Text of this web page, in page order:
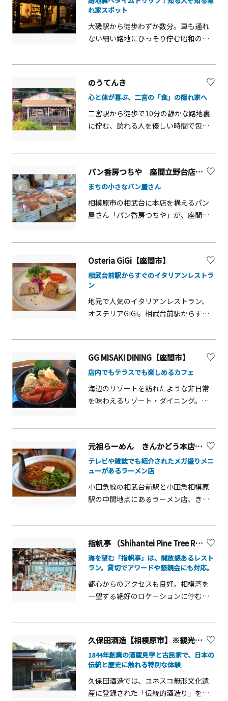
旨味が凝縮されたスープランチや自家
製ケーキも見逃せない美味しさです。
中津川を見下ろす開放的なテラス席は
ペット同伴OK。愛犬連れのドライブや
ンですよ。今度の休日は、愛川町の自
然と美食に癒やされる「ひとあし」へ
出かけてみませんか？
ば、そこはまるで映画のセット！壁一
面を埋め尽くすのは、オーナーが情熱
を注いで集めたヴィンテージ雑貨や可
愛らしいおもちゃたち。ポップでカラ
なり、数々のミュージックビデオや雑
誌の撮影に使われるほどです。この非
日常的な店内で味わえるのは、じっく
りと煮込まれたこだわりのカレー。豊
富なトッピングで自分好みにアレンジ
して楽しめます。食後には、空間に映
か。
れ家スポット
大磯駅から徒歩わずか数分。車も通れ
ない細い路地にひっそり佇む昭和の懐
築75年以上の古民家をリノベーション
いた雰囲気。天気がいい日は、緑に囲
まれたテラス席でゆったり過ごすのも
おすすめです。相模湾の地魚と大磯産
の柑橘を使った名物の「大磯早ずし」
汁あふれる自家製焼売や、和と洋が融
合したチーズ香る「つくねパルミジャ
ーノ」が並ぶ定食は、心も体も満たさ
れる優しい味わいです。昼は木漏れ日
の中でゆったりとランチやスイーツ
策の合間に、路地裏の特等席で特別な
ひとときをお過ごしください。
のうてんき
心と体が喜ぶ、二宮の「食」の隠れ家へ
二宮駅から徒歩で10分の静かな路地裏
に佇む、訪れる人を優しい時間で包み
り手の顔が見える安心・安全な食材を
ふんだんに使用しています。ランチで
体を満たした後は、こだわりのハーブ
ティーで至福のひとときを。平日は有
資格を持つスタッフに相談すれば、あ
なたの体調に合わせたハーブティをお
すすめしてくれます。古民家をリノベ
ーションした店内は、まるで親しい友
人の家に招かれたような寛ぎの空間。
マが楽しめる絶景スポットが楽しめる
吾妻山公園があるので、観光後の休憩
に、あるいは日常のリセットに。二宮
の土と太陽の恵みをゆっくりと味わ
い、心身ともにエネルギーチャージし
パン香房つちや 座間立野台店【座間市】
まちの小さなパン屋さん
相模原市の相武台に本店を構えるパン
屋さん「パン香房つちや」が、座間市
屋さん。食パン、惣菜パン、菓子パンの
他にも、座間市のふるさと納税返礼品
にもなっている、濃厚チーズケーキ
と、なめらかプリンもオススメです。
Osteria GiGi【座間市】
相武台前駅からすぐのイタリアンレストラ
ン
地元で人気のイタリアンレストラン、
オステリアGiGi。相武台前駅からすぐ
ナーも営業しています。パスタやピザ
使用したリゾットも好評です。ゆたか
農園の野菜を使用しており、彩り鮮や
かで新鮮な前菜を味わうこともできま
す。15〜22人（着席時）で貸切も可能
写真のメニューは、一例です。
GG MISAKI DINING【座間市】
店内でもテラスでも楽しめるカフェ
海辺のリゾートを訪れたような非日常
を味わえるリゾート・ダイニング。独
絶品メニューが多数揃っています。店
内は落ち着いた雰囲気、テラス席は開
放的な雰囲気を楽しめます。駐車場も
ありますので、お買い物帰りにも◎
元祖らーめん きんかどう本店【座間市】
テレビや雑誌でも紹介されたメガ盛りメニ
ューがあるラーメン店
小田急線の相武台前駅と小田急相模原
駅の中間地点にあるラーメン店、きん
ブルの上にトッピングがいろいろ置い
常温が選べたり、手荷物を置く棚が用
意されていたり、随所に店主の気遣い
を感じられるお店です。１番人気は、
チリとまとラーメン。スープは野菜出
汁で、動物性の食材は挽肉のみ。小さ
ねぎがたっぷり入っており、ミネスト
ローネのような見た目ながら、しっか
りとスパイスが効いています。トマト
ベースなのでチーズとの相性も抜群。
味変にはタバスコがオススメです。他
にも、味噌・醤油・豚骨ラーメン、酸
辣湯麺、麻婆湯麺など、麺類のメニュ
指帆亭 （Shihantei Pine Tree Resort）【二宮町】※観光事業者向けUV
海を望む「指帆亭」は、開放感あるレスト
ラン。貸切でアワードや懇親会にも対応。
都心からのアクセスも良好。相模湾を
一望する絶好のロケーションに佇む
景レストランです。地元・相州の旬食
の大きな窓やテラスから望む海景とと
もに、ゆったりとしたひとときをお楽
しみいただけます。 1998年に別荘とし
て建てられた建物をリノベーションし
た空間は、海に浮かぶ帆船をイメージ
久保田酒造【相模原市】※観光事業者向けUV
1844年創業の酒蔵見学と古民家で、日本の
伝統と歴史に触れる特別な体験
久保田酒造では、ユネスコ無形文化遺
産に登録された「伝統的酒造り」を受